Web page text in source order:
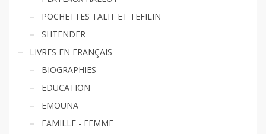
POCHETTES TALIT ET TEFILIN
SHTENDER
LIVRES EN FRANÇAIS
BIOGRAPHIES
EDUCATION
EMOUNA
FAMILLE - FEMME